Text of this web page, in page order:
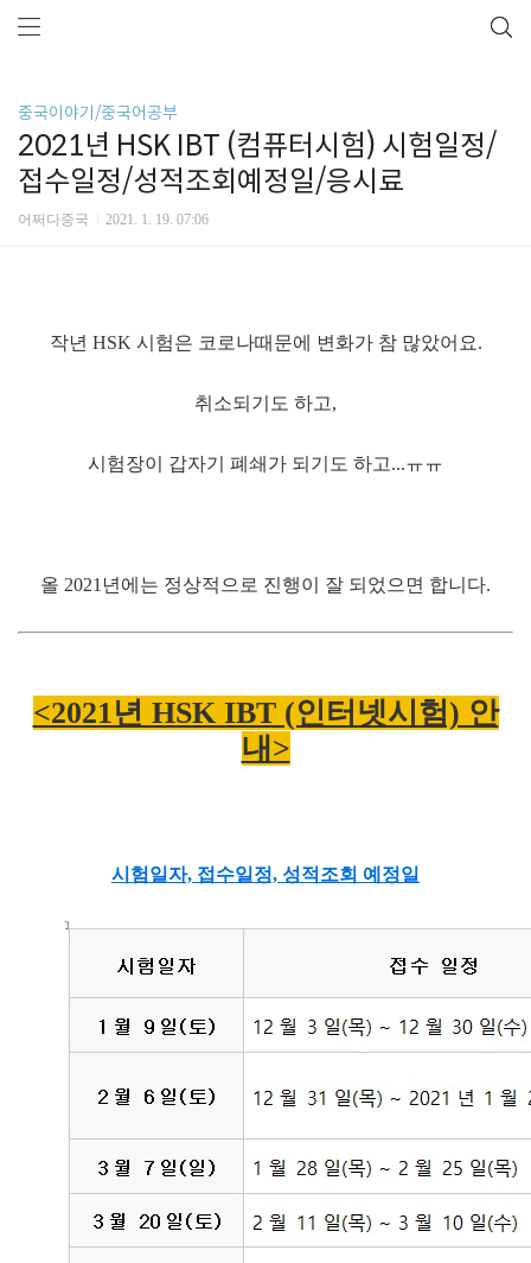
중국이야기/중국어공부
2021년 HSK IBT (컴퓨터시험) 시험일정/
접수일정/성적조회예정일/응시료
어쩌다중국 2021. 1. 19. 07:06
작년 HSK 시험은 코로나때문에 변화가 참 많았어요.
취소되기도 하고,
시험장이 갑자기 폐쇄가 되기도 하고...ㅠㅠ
올 2021년에는 정상적으로 진행이 잘 되었으면 합니다.
<2021년 HSK IBT (인터넷시험) 안
내>
시험일자, 접수일정, 성적조회 예정일